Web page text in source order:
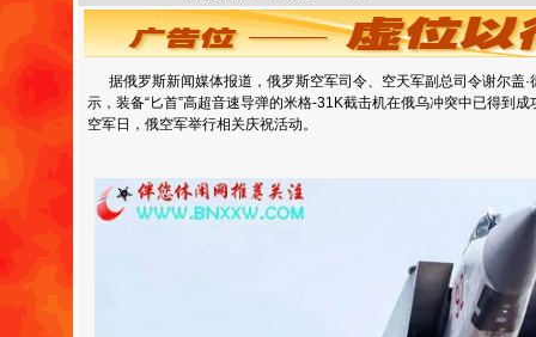
据俄罗斯新闻媒体报道，俄罗斯空军司令、空天军副总司令谢尔盖
示，装备“匕首”高超音速导弹的米格-31K截击机在俄乌冲突中已得到
空军日，俄空军举行相关庆祝活动。